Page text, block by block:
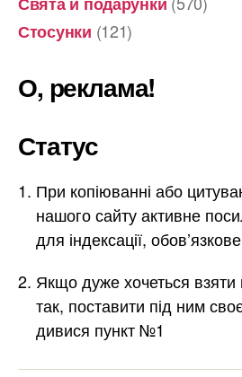
Стосунки (121)
О, реклама!
Статус
При копіюванні або
нашого сайту активне
для індексації,
Якщо дуже хочеться взяти
так, поставити під ним
дивися пункт №1